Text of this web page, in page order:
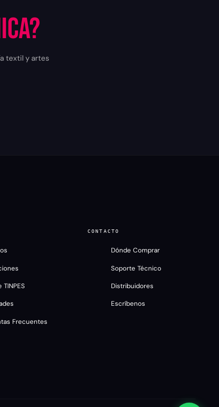
textil y artes
TINPES
Frecuentes
CONTACTO
Dónde Comprar
Soporte Técnico
Distribuidores
Escríbenos